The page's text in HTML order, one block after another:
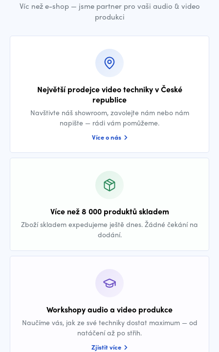
Víc než e-shop — jsme partner pro vaši audio & video
produkci
Největší prodejce video techniky v České
republice
Navštivte náš showroom, zavolejte nám nebo nám
napište — rádi vám pomůžeme.
Více o nás
Více než 8 000 produktů skladem
Zboží skladem expedujeme ještě dnes. Žádné čekání na
dodání.
Workshopy audio a video produkce
Naučíme vás, jak ze své techniky dostat maximum — od
natáčení až po střih.
Zjistit více